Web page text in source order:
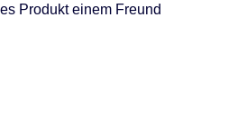
Produkt einem Freund